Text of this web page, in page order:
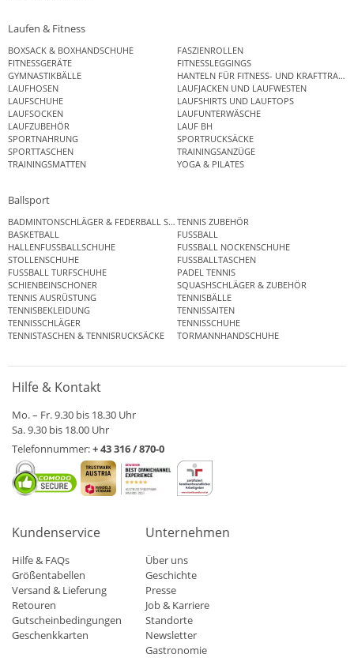
Laufen & Fitness
BOXSACK & BOXHANDSCHUHE
FASZIENROLLEN
FITNESSGERÄTE
FITNESSLEGGINGS
GYMNASTIKBÄLLE
HANTELN FÜR FITNESS- UND
LAUFHOSEN
LAUFJACKEN UND LAUFWESTEN
LAUFSCHUHE
LAUFSHIRTS UND LAUFTOPS
LAUFSOCKEN
LAUFUNTERWÄSCHE
LAUFZUBEHÖR
LAUF BH
SPORTNAHRUNG
SPORTRUCKSÄCKE
SPORTTASCHEN
TRAININGSANZÜGE
TRAININGSMATTEN
YOGA & PILATES
Ballsport
BADMINTONSCHLÄGER & FEDERBALL SETSTENNIS ZUBEHÖR
BASKETBALL
FUSSBALL
HALLENFUSSBALLSCHUHE
FUSSBALL NOCKENSCHUHE
STOLLENSCHUHE
FUSSBALLTASCHEN
FUSSBALL TURFSCHUHE
PADEL TENNIS
SCHIENBEINSCHONER
SQUASHSCHLÄGER & ZUBEHÖR
TENNIS AUSRÜSTUNG
TENNISBÄLLE
TENNISBEKLEIDUNG
TENNISSAITEN
TENNISSCHLÄGER
TENNISSCHUHE
TENNISTASCHEN & TENNISRUCKSÄCKE
TORMANNHANDSCHUHE
Hilfe & Kontakt
Mo. – Fr. 9.30 bis 18.30 Uhr
Sa. 9.30 bis 18.00 Uhr
Telefonnummer:+ 43 316 / 870-0
Kundenservice
Hilfe & FAQs
Größentabellen
Versand & Lieferung
Retouren
Gutscheinbedingungen
Geschenkkarten
Unternehmen
Über uns
Geschichte
Presse
Job & Karriere
Standorte
Newsletter
Gastronomie